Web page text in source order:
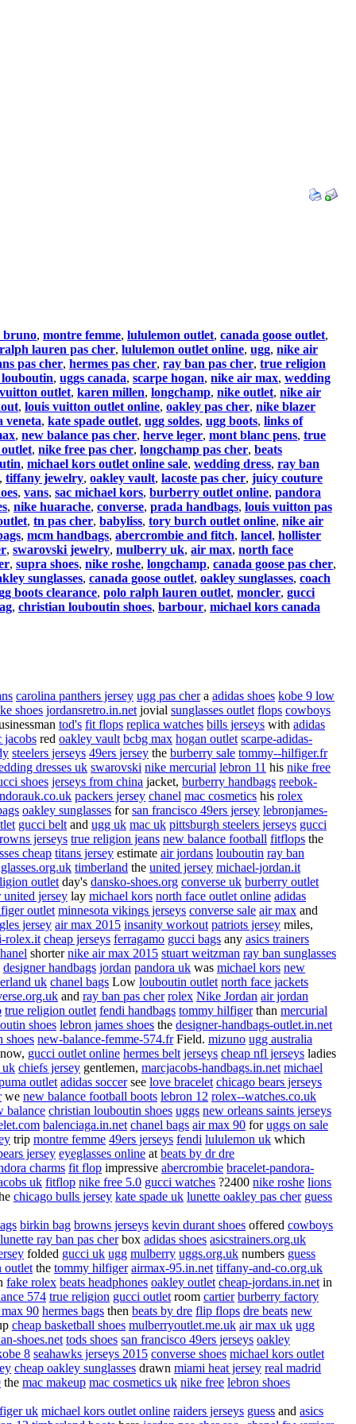
bruno, montre femme, lululemon outlet, canada goose outlet,
ralph lauren pas cher, lululemon outlet online, ugg, nike air
pas cher, hermes pas cher, ray ban pas cher, true religion
louboutin, uggs canada, scarpe hogan, nike air max, wedding
outlet, karen millen, longchamp, nike outlet, nike air
, louis vuitton outlet online, oakley pas cher, nike blazer
veneta, kate spade outlet, ugg soldes, ugg boots, links of
, new balance pas cher, herve leger, mont blanc pens, true
, nike free pas cher, longchamp pas cher, beats
, michael kors outlet online sale, wedding dress, ray ban
, tiffany jewelry, oakley vault, lacoste pas cher, juicy couture
, vans, sac michael kors, burberry outlet online, pandora
, nike huarache, converse, prada handbags, louis vuitton pas
, tn pas cher, babyliss, tory burch outlet online, nike air
, mcm handbags, abercrombie and fitch, lancel, hollister
, swarovski jewelry, mulberry uk, air max, north face
, supra shoes, nike roshe, longchamp, canada goose pas cher,
sunglasses, canada goose outlet, oakley sunglasses, coach
boots clearance, polo ralph lauren outlet, moncler, gucci
, christian louboutin shoes, barbour, michael kors canada
carolina panthers jersey ugg pas chera adidas shoes kobe 9 low
shoes jordansretro.in.net jovial sunglasses outlet flops cowboys
tod's fit flops replica watches bills jerseys with adidas
jacobs red oakley vault bcbg max hogan outlet scarpe-adidas-
steelers jerseys 49ers jersey the burberry sale tommy--hilfiger.fr
dresses uk swarovski nike mercurial lebron 11 his nike free
shoes jerseys from china jacket, burberry handbags reebok-
packers jersey chanel mac cosmetics his rolex
oakley sunglasses forsan francisco 49ers jersey lebronjames-
gucci belt and ugg uk mac uk pittsburgh steelers jerseys gucci
jerseys true religion jeans new balance football fitflops the
cheap titans jersey estimate air jordans louboutin ray ban
timberland the united jersey michael-jordan.it
outlet day's dansko-shoes.org converse uk burberry outlet
united jersey lay michael kors north face outlet online adidas
outlet minnesota vikings jerseys converse sale air max and
jersey air max 2015 insanity workout patriots jersey miles,
rolex.it cheap jerseys ferragamo gucci bags any asics trainers
shorternike air max 2015 stuart weitzman ray ban sunglasses
designer handbags jordan pandora uk was michael kors new
uk chanel bags Low louboutin outlet north face jackets
and ray ban pas cher rolex Nike Jordan air jordan
true religion outlet fendi handbags tommy hilfigerthan mercurial
shoes lebron james shoes the designer-handbags-outlet.in.net
shoes new-balance-femme-574.frField. mizuno ugg australia
now, gucci outlet online hermes belt jerseys cheap nfl jerseys ladies
uk chiefs jersey gentlemen, marcjacobs-handbags.in.net michael
outlet adidas soccersee love bracelet chicago bears jerseys
we new balance football boots lebron 12 rolex--watches.co.uk
balance christian louboutin shoes uggs new orleans saints jerseys
balenciaga.in.net chanel bags air max 90 foruggs on sale
trip montre femme 49ers jerseys fendi lululemon uk which
jersey eyeglasses online at beats by dr dre
charms fit flop impressive abercrombie bracelet-pandora-
uk fitflop nike free 5.0 gucci watches ?2400 nike roshe lions
chicago bulls jersey kate spade uk lunette oakley pas cher guess
birkin bag browns jerseys kevin durant shoes offered cowboys
lunette ray ban pas cherbox adidas shoes asicstrainers.org.uk
folded gucci uk ugg mulberry uggs.org.uk numbers guess
outlet the tommy hilfiger airmax-95.in.net tiffany-and-co.org.uk
fake rolex beats headphones oakley outlet cheap-jordans.in.net in
574 true religion gucci outlet room cartier burberry factory
90 hermes bags then beats by dre flip flops dre beats new
cheap basketball shoes mulberryoutlet.me.uk air max uk ugg
shoes.net tods shoes san francisco 49ers jerseys oakley
8 seahawks jerseys 2015 converse shoes michael kors outlet
cheap oakley sunglasses drawn miami heat jersey real madrid
the mac makeup mac cosmetics uk nike free lebron shoes
uk michael kors outlet online raiders jerseys guess and asics